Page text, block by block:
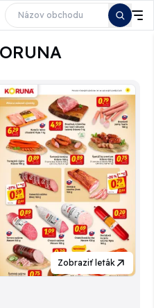
Zobraziť leták